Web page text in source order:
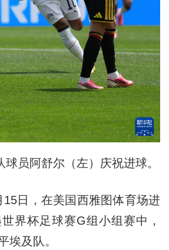
员阿舒尔（左）庆祝进球。
日，在美国西雅图体育场进
界杯足球赛G组小组赛中，
埃及队。